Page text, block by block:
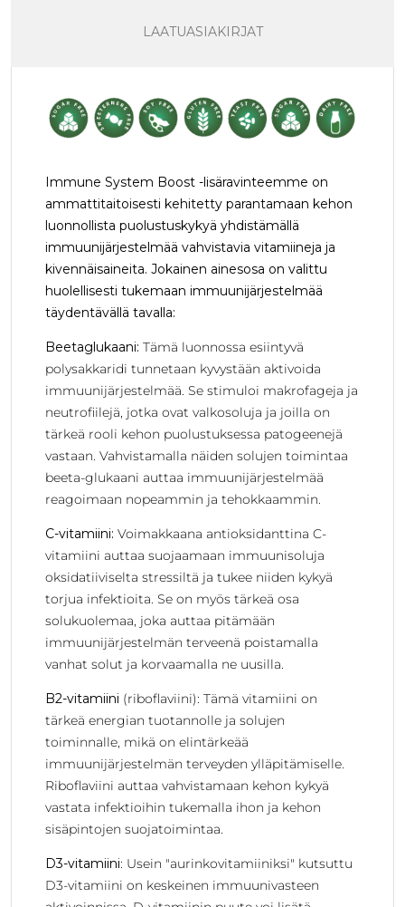
LAATUASIAKIRJAT
Immune System Boost -lisäravinteemme on
ammattitaitoisesti kehitetty parantamaan kehon
luonnollista puolustuskykyä yhdistämällä
immuunijärjestelmää vahvistavia vitamiineja ja
kivennäisaineita. Jokainen ainesosa on valittu
huolellisesti tukemaan immuunijärjestelmää
täydentävällä tavalla:
Beetaglukaani: Tämä luonnossa esiintyvä
polysakkaridi tunnetaan kyvystään aktivoida
immuunijärjestelmää. Se stimuloi makrofageja ja
neutrofiilejä, jotka ovat valkosoluja ja joilla on
tärkeä rooli kehon puolustuksessa patogeenejä
vastaan. Vahvistamalla näiden solujen toimintaa
beeta-glukaani auttaa immuunijärjestelmää
reagoimaan nopeammin ja tehokkaammin.
C-vitamiini: Voimakkaana antioksidanttina C-
vitamiini auttaa suojaamaan immuunisoluja
oksidatiiviselta stressiltä ja tukee niiden kykyä
torjua infektioita. Se on myös tärkeä osa
solukuolemaa, joka auttaa pitämään
immuunijärjestelmän terveenä poistamalla
vanhat solut ja korvaamalla ne uusilla.
B2-vitamiini (riboflaviini): Tämä vitamiini on
tärkeä energian tuotannolle ja solujen
toiminnalle, mikä on elintärkeää
immuunijärjestelmän terveyden ylläpitämiselle.
Riboflaviini auttaa vahvistamaan kehon kykyä
vastata infektioihin tukemalla ihon ja kehon
sisäpintojen suojatoimintaa.
D3-vitamiini: Usein "aurinkovitamiiniksi" kutsuttu
D3-vitamiini on keskeinen immuunivasteen